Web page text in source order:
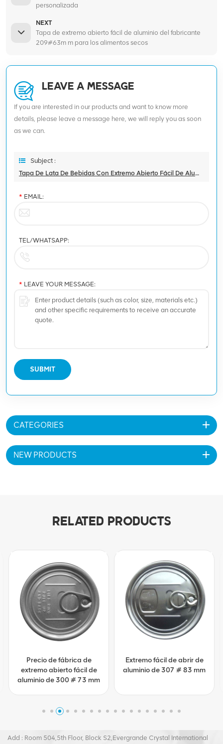
personalizada
NEXT
Tapa de extremo abierto fácil de aluminio del fabricante
209#63m m para los alimentos secos
LEAVE A MESSAGE
If you are interested in our products and want to know more
details, please leave a message here, we will reply you as soon
as we can.
Subject :
Tapa De Lata De Bebidas Con Extremo Abierto Fácil De Aluminio De 211 # 65 Mm
* EMAIL:
TEL/WHATSAPP:
* LEAVE YOUR MESSAGE:
SUBMIT
CATEGORIES
NEW PRODUCTS
RELATED PRODUCTS
Precio de fábrica de
extremo abierto fácil de
aluminio de 300 # 73 mm
Extremo fácil de abrir de
aluminio de 307 # 83 mm
+8617855139217
Add : Room 504,5th Floor, Block S2,Evergrande Crystal International